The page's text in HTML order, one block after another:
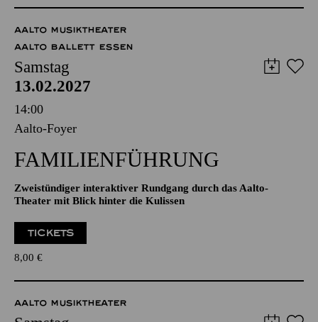
45,00 40,00 34,00 30,00
AALTO MUSIKTHEATER
AALTO BALLETT ESSEN
Samstag
13.02.2027
14:00
FAMILIENFÜHRUNG
Zweistündiger interaktiver Rundgang durch das Aalto-
Theater mit Blick hinter die Kulissen
8,00 €